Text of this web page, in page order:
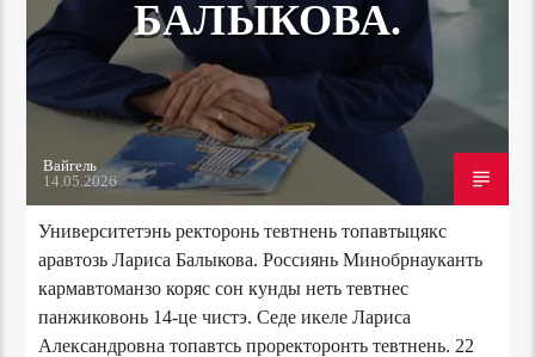
БАЛЫКОВА.
Вайгель
14.05.2026
Университетэнь ректоронь тевтнень топавтыцякс
аравтозь Лариса Балыкова. Россиянь Минобрнауканть
кармавтоманзо коряс сон кунды неть тевтнес
панжиковонь 14-це чистэ. Седе икеле Лариса
Александровна топавтсь проректоронть тевтнень. 22